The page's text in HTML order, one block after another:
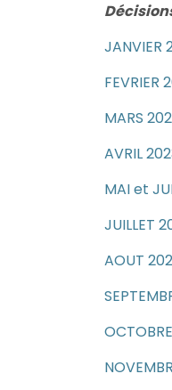
JANVIER
FEVRIER
MARS
AVRIL
MAI et
JUILLET
AOUT